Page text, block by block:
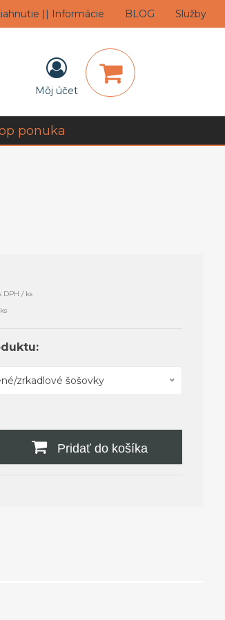
|| Informácie BLOG Služby
Môj účet
ponuka
DPH / ks
zrkadlové šošovky
Pridať do košíka